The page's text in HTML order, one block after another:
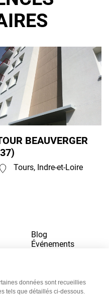
BEAUVERGER
Tours, Indre-et-Loire
Blog
Événements